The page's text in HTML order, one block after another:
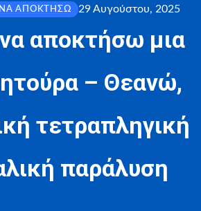
ΑΠΟΚΤΉΣΩ 29 Αυγούστου, 2025
αποκτήσω μια
– Θεανώ,
τετραπληγική
παράλυση